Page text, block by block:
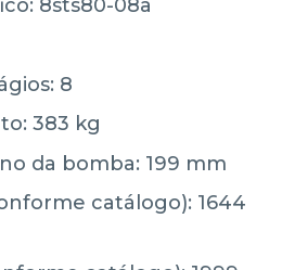
8sts80-08a
8
383 kg
da bomba: 199 mm
catálogo): 1644